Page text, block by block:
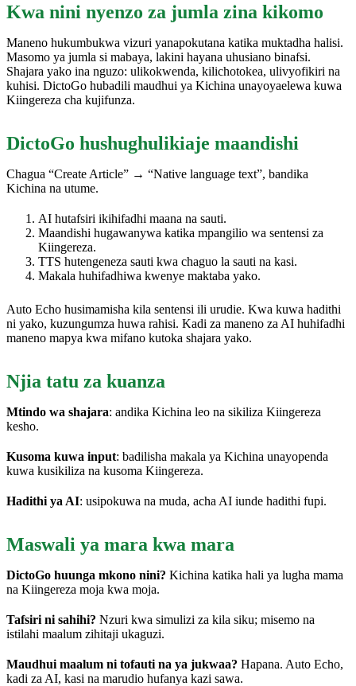
Kwa nini nyenzo za jumla zina kikomo
Maneno hukumbukwa vizuri yanapokutana katika muktadha halisi.
Masomo ya jumla si mabaya, lakini hayana uhusiano binafsi.
Shajara yako ina nguzo: ulikokwenda, kilichotokea, ulivyofikiri na
kuhisi. DictoGo hubadili maudhui ya Kichina unayoyaelewa kuwa
Kiingereza cha kujifunza.
DictoGo hushughulikiaje maandishi
Chagua “Create Article” → “Native language text”, bandika
Kichina na utume.
AI hutafsiri ikihifadhi maana na sauti.
Maandishi hugawanywa katika mpangilio wa sentensi za
Kiingereza.
TTS hutengeneza sauti kwa chaguo la sauti na kasi.
Makala huhifadhiwa kwenye maktaba yako.
Auto Echo husimamisha kila sentensi ili urudie. Kwa kuwa hadithi
ni yako, kuzungumza huwa rahisi. Kadi za maneno za AI huhifadhi
maneno mapya kwa mifano kutoka shajara yako.
Njia tatu za kuanza
Mtindo wa shajara: andika Kichina leo na sikiliza Kiingereza
kesho.
Kusoma kuwa input: badilisha makala ya Kichina unayopenda
kuwa kusikiliza na kusoma Kiingereza.
Hadithi ya AI: usipokuwa na muda, acha AI iunde hadithi fupi.
Maswali ya mara kwa mara
DictoGo huunga mkono nini? Kichina katika hali ya lugha mama
na Kiingereza moja kwa moja.
Tafsiri ni sahihi? Nzuri kwa simulizi za kila siku; misemo na
istilahi maalum zihitaji ukaguzi.
Maudhui maalum ni tofauti na ya jukwaa? Hapana. Auto Echo,
kadi za AI, kasi na marudio hufanya kazi sawa.